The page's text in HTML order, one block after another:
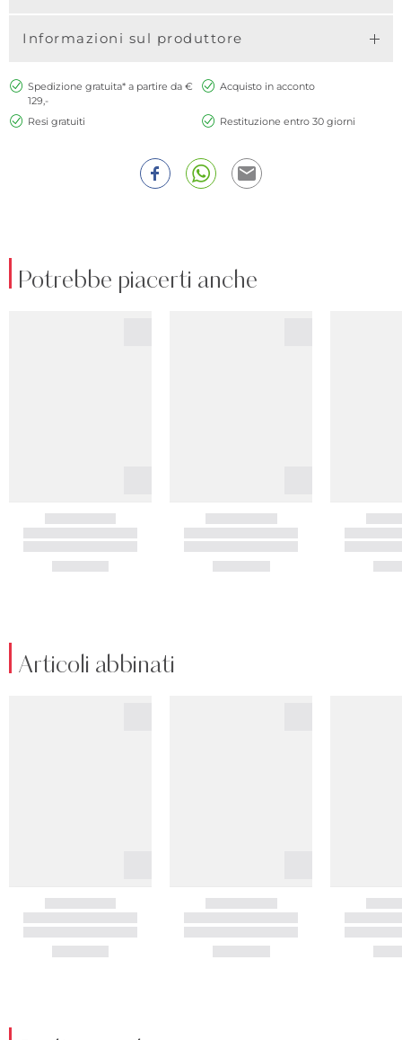
Informazioni sul produttore
Spedizione gratuita* a partire da €
129,-
Acquisto in acconto
Resi gratuiti Restituzione entro 30 giorni
Potrebbe piacerti anche
Articoli abbinati